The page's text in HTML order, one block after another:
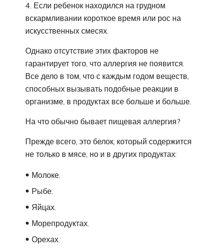
Если ребенок находился на грудном
вскармливании короткое время или рос на
искусственных смесях.
Однако отсутствие этих факторов не
гарантирует того, что аллергия не появится.
Все дело в том, что с каждым годом веществ,
способных вызывать подобные реакции в
организме, в продуктах все больше и больше.
На что обычно бывает пищевая аллергия?
Прежде всего, это белок, который содержится
не только в мясе, но и в других продуктах:
Молоке.
Рыбе.
Яйцах.
Морепродуктах.
Орехах.